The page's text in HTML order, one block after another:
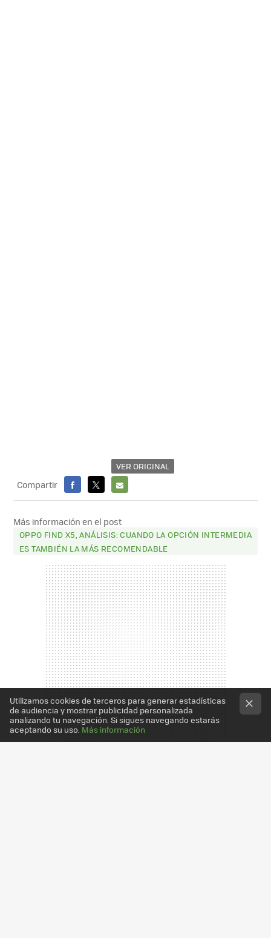
VER ORIGINAL
Compartir
FACEBOOK
X
E-
MAIL
Más información en el post
OPPO FIND X5, ANÁLISIS: CUANDO LA OPCIÓN INTERMEDIA
ES TAMBIÉN LA MÁS RECOMENDABLE
Utilizamos cookies de terceros para generar estadísticas
de audiencia y mostrar publicidad personalizada
analizando tu navegación. Si sigues navegando estarás
aceptando su uso. Más información